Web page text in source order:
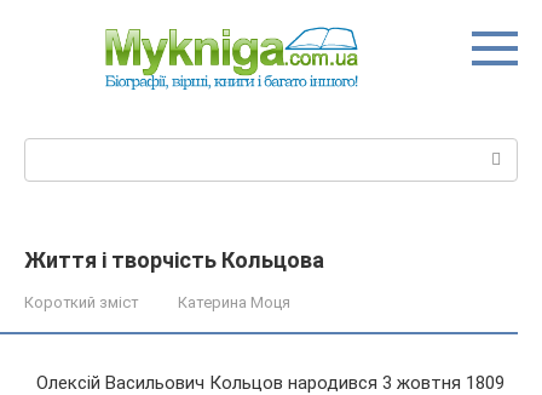
Життя і творчість Кольцова
Короткий зміст Катерина Моця
Олексій Васильович Кольцов народився 3 жовтня 1809